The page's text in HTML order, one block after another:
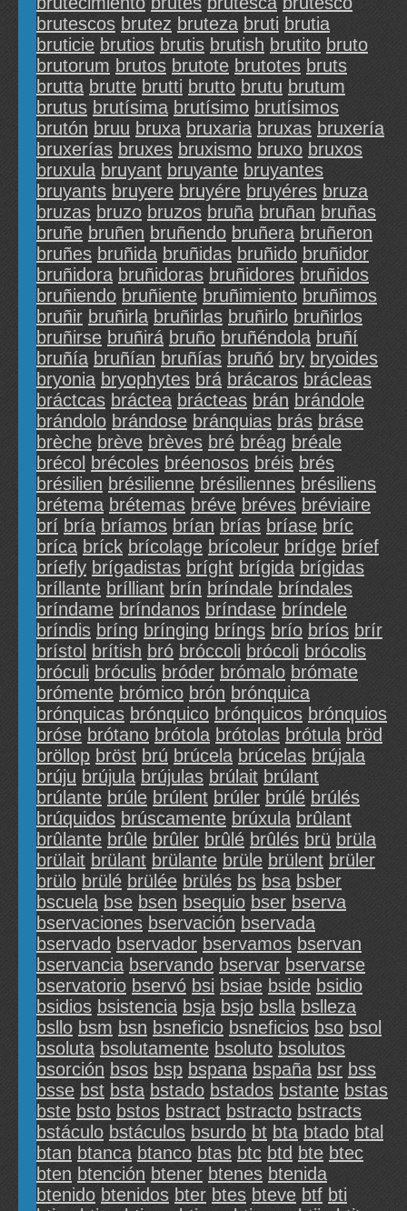
brutescos brutez bruteza bruti brutia
bruticie brutios brutis brutish brutito bruto
brutorum brutos brutote brutotes bruts
brutta brutte brutti brutto brutu brutum
brutus brutísima brutísimo brutísimos
brutón bruu bruxa bruxaria bruxas bruxería
bruxerías bruxes bruxismo bruxo bruxos
bruxula bruyant bruyante bruyantes
bruyants bruyere bruyére bruyéres bruza
bruzas bruzo bruzos bruña bruñan bruñas
bruñe bruñen bruñendo bruñera bruñeron
bruñes bruñida bruñidas bruñido bruñidor
bruñidora bruñidoras bruñidores bruñidos
bruñiendo bruñiente bruñimiento bruñimos
bruñir bruñirla bruñirlas bruñirlo bruñirlos
bruñirse bruñirá bruño bruñéndola bruñí
bruñía bruñían bruñías bruñó bry bryoides
bryonia bryophytes brá brácaros brácleas
bráctcas bráctea brácteas brán brándole
brándolo brándose bránquias brás bráse
brèche brève brèves bré bréag bréale
brécol brécoles bréenosos bréis brés
brésilien brésilienne brésiliennes brésiliens
brétema brétemas bréve bréves bréviaire
brí bría bríamos brían brías bríase bríc
bríca bríck brícolage brícoleur brídge bríef
bríefly brígadistas bríght brígida brígidas
bríllante brílliant brín bríndale bríndales
bríndame bríndanos bríndase bríndele
bríndis bríng brínging bríngs brío bríos brír
brístol brítish bró bróccoli brócoli brócolis
bróculi bróculis bróder brómalo brómate
brómente brómico brón brónquica
brónquicas brónquico brónquicos brónquios
bróse brótano brótola brótolas brótula bröd
bröllop bröst brú brúcela brúcelas brújala
brúju brújula brújulas brúlait brúlant
brúlante brúle brúlent brúler brúlé brúlés
brúquidos brúscamente brúxula brûlant
brûlante brûle brûler brûlé brûlés brü brüla
brülait brülant brülante brüle brülent brüler
brülo brülé brülée brülés bs bsa bsber
bscuela bse bsen bsequio bser bserva
bservaciones bservación bservada
bservado bservador bservamos bservan
bservancia bservando bservar bservarse
bservatorio bservó bsi bsiae bside bsidio
bsidios bsistencia bsja bsjo bslla bslleza
bsllo bsm bsn bsneficio bsneficios bso bsol
bsoluta bsolutamente bsoluto bsolutos
bsorción bsos bsp bspana bspaña bsr bss
bsse bst bsta bstado bstados bstante bstas
bste bsto bstos bstract bstracto bstracts
bstáculo bstáculos bsurdo bt bta btado btal
btan btanca btanco btas btc btd bte btec
bten btención btener btenes btenida
btenido btenidos bter btes bteve btf bti